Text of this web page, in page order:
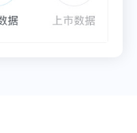
业申报、产业园